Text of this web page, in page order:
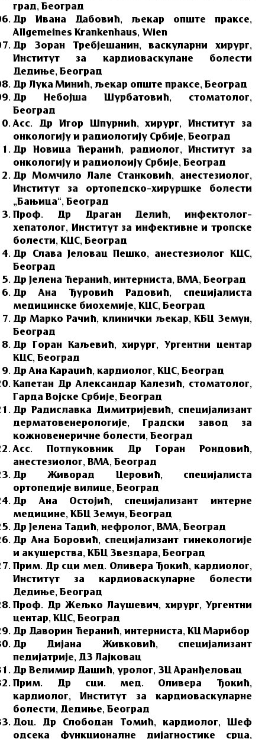
град, Београд
Др Ивана Дабовић, љекар опште праксе,
Allgemeines Krankenhaus, Wien
Др Зоран Требјешанин, васкуларни хирург,
Институт за кардиоваскулане болести
Дедиње, Београд
Др Лука Минић, љекар опште праксе, Београд
Др Небојша Шурбатовић, стоматолог,
Београд
Асс. Др Игор Шпурнић, хирург, Институт за
онкологију и радиологију Србије, Београд
Др Новица Ћеранић, радиолог, Институт за
онкологију и радиолоију Србије, Београд
Др Момчило Лале Станковић, анестезиолог,
Институт за ортопедско–хируршке болести
„Бањица“, Београд
Проф. Др Драган Делић, инфектолог–
хепатолог, Институт за инфективне и тропске
болести, КЦС, Београд
Др Слава Јеловац Пешко, анестезиолог КЦС,
Београд
Др Јелена Ћеранић, интерниста, ВМА, Београд
Др Ана Ђуровић Радовић, специјалиста
медицинске биохемије, КЦС, Београд
Др Марко Рачић, клинички љекар, КБЦ Земун,
Београд
Др Горан Каљевић, хирург, Ургентни центар
КЦС, Београд
Др Ана Караџић, кардиолог, КЦС, Београд
Капетан Др Александар Калезић, стоматолог,
Гарда Војске Србије, Београд
Др Радиславка Димитријевић, специјализант
дерматовенерологије, Градски завод за
кожновенеричне болести, Београд
Асс. Потпуковник Др Горан Рондовић,
анестезиолог, ВМА, Београд
Др Живорад Церовић, специјалиста
ортопедије вилице, Београд
Др Ана Остојић, специјализант интерне
медицине, КБЦ Земун, Београд
Др Јелена Тадић, нефролог, ВМА, Београд
Др Ана Боровић, специјализант гинекологије
и акушерства, КБЦ Звездара, Београд
Прим. Др сци мед. Оливера Ђокић, кардиолог,
Институт за кардиоваскуларне болести
Дедиње, Београд
Проф. Др Жељко Лаушевич, хирург, Ургентни
центар, КЦС, Београд
Др Даворин Ћеранић, интерниста, КЦ Марибор
Др Дијана Живковић, специјализант
педијатрије, ДЗ Лајковац
Др Велимир Дашић, уролог, ЗЦ Аранђеловац
Прим. Др сци. мед. Оливера Ђокић,
кардиолог, Институт за кардиоваскуларне
болести, Дедиње, Београд
Доц. Др Слободан Томић, кардиолог, Шеф
одсека функционалне дијагностике срца,